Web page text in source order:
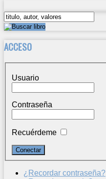
ACCESO
Usuario
Contraseña
Recuérdeme
¿Recordar contraseña?